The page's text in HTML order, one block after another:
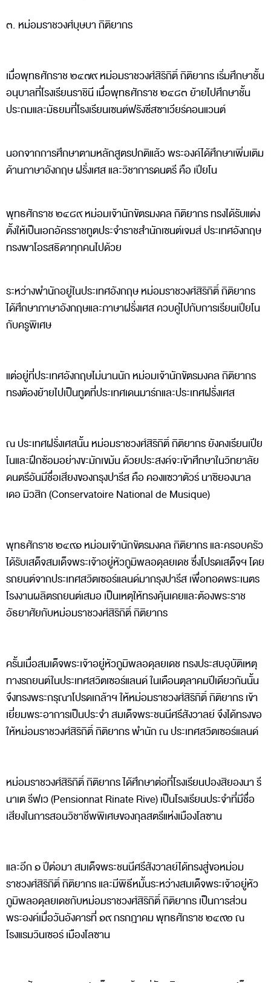
๓. หม่อมราชวงศ์บุษบา กิติยากร
เมื่อพุทธศักราช ๒๔๗๙ หม่อมราชวงศ์สิริกิติ์ กิติยากร เริ่มศึกษาชั้น
อนุบาลที่โรงเรียนราชินี เมื่อพุทธศักราช ๒๔๘๓ ย้ายไปศึกษาชั้น
ประถมและมัธยมที่โรงเรียนเซนต์ฟรังซีสซาเวียร์คอนแวนต์
นอกจากการศึกษาตามหลักสูตรปกติแล้ว พระองค์ได้ศึกษาเพิ่มเติม
ด้านภาษาอังกฤษ ฝรั่งเศส และวิชาการดนตรี คือ เปียโน
พุทธศักราช ๒๔๘๙ หม่อมเจ้านักขัตรมงคล กิติยากร ทรงได้รับแต่ง
ตั้งให้เป็นเอกอัครราชทูตประจำราชสำนักเซนต์เจมส์ ประเทศอังกฤษ
ทรงพาโอรสธิดาทุกคนไปด้วย
ระหว่างพำนักอยู่ในประเทศอังกฤษ หม่อมราชวงศ์สิริกิติ์ กิติยากร
ได้ศึกษาภาษาอังกฤษและภาษาฝรั่งเศส ควบคู่ไปกับการเรียนเปียโน
กับครูพิเศษ
แต่อยู่ที่ประเทศอังกฤษไม่นานนัก หม่อมเจ้านักขัตรมงคล กิติยากร
ทรงต้องย้ายไปเป็นทูตที่ประเทศเดนมาร์กและประเทศฝรั่งเศส
ณ ประเทศฝรั่งเศสนั้น หม่อมราชวงศ์สิริกิติ์ กิติยากร ยังคงเรียนเปีย
โนและฝึกซ้อมอย่างขะมักเขม้น ด้วยประสงค์จะเข้าศึกษาในวิทยาลัย
ดนตรีอันมีชื่อเสียงของกรุงปารีส คือ คองแซวาตัวร์ นาซิยองนาล
เดอ มิวสิก (Conservatoire National de Musique)
พุทธศักราช ๒๔๙๑ หม่อมเจ้านักขัตรมงคล กิติยากร และครอบครัว
ได้รับเสด็จสมเด็จพระเจ้าอยู่หัวภูมิพลอดุลยเดช ซึ่งโปรดเสด็จฯ โดย
รถยนต์จากประเทศสวิตเซอร์แลนด์มากรุงปารีส เพื่อทอดพระเนตร
โรงงานผลิตรถยนต์เสมอ เป็นเหตุให้ทรงคุ้นเคยและต้องพระราช
อัธยาศัยกับหม่อมราชวงศ์สิริกิติ์ กิติยากร
ครั้นเมื่อสมเด็จพระเจ้าอยู่หัวภูมิพลอดุลยเดช ทรงประสบอุบัติเหตุ
ทางรถยนต์ในประเทศสวิตเซอร์แลนด์ ในเดือนตุลาคมปีเดียวกันนั้น
จึงทรงพระกรุณาโปรดเกล้าฯ ให้หม่อมราชวงศ์สิริกิติ์ กิติยากร เข้า
เยี่ยมพระอาการเป็นประจำ สมเด็จพระชนนีศรีสังวาลย์ จึงได้ทรงขอ
ให้หม่อมราชวงศ์สิริกิติ์ กิติยากร พำนัก ณ ประเทศสวิตเซอร์แลนด์
หม่อมราชวงศ์สิริกิติ์ กิติยากร ได้ศึกษาต่อที่โรงเรียนปองสิยองนา รี
นาเต รีฟเว (Pensionnat Rinate Rive) เป็นโรงเรียนประจำที่มีชื่อ
เสียงในการสอนวิชาชีพพิเศษของกุลสตรีแห่งเมืองโลซาน
และอีก ๑ ปีต่อมา สมเด็จพระชนนีศรีสังวาลย์ได้ทรงสู่ขอหม่อม
ราชวงศ์สิริกิติ์ กิติยากร และมีพิธีหมั้นระหว่างสมเด็จพระเจ้าอยู่หัว
ภูมิพลอดุลยเดชกับหม่อมราชวงศ์สิริกิติ์ กิติยากร เป็นการส่วน
พระองค์เมื่อวันอังคารที่ ๑๙ กรกฎาคม พุทธศักราช ๒๔๙๒ ณ
โรงแรมวินเซอร์ เมืองโลซาน